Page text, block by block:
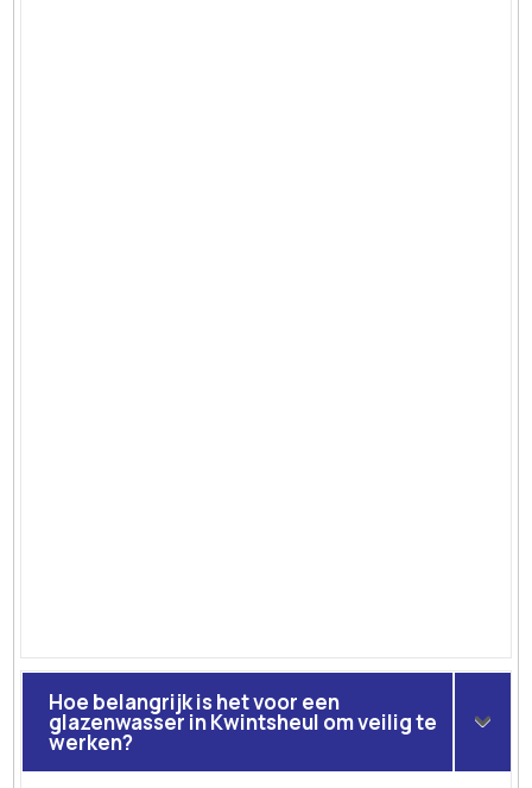
Hoe belangrijk is het voor een
glazenwasser in Kwintsheul om veilig te
werken?